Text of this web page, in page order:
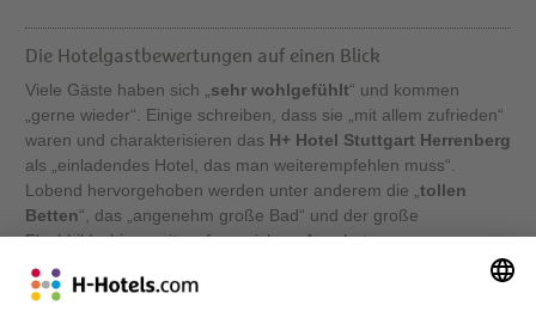
Die Hotelgastbewertungen auf einen Blick
Viele Gäste haben sich „ sehr wohlgefühlt“ und kommen
„gerne wieder“. Einige schreiben, dass sie „mit allem zufrieden“
waren und charakterisieren das H+ Hotel Stuttgart Herrenberg
als „einladendes Hotel, das man weiterempfehlen muss“.
Lobend hervorgehoben werden unter anderem die „ tollen
Betten“, das „angenehm große Bad“ und der große
Flachbildschirm „mit umfangreichem Angebot an
Fernsehsendern“. Pluspunkte sammelt das H+ Hotel Stuttgart
Herrenberg auch für sein „